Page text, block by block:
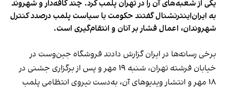
یکی از شعبه‌های آن را در تهران پلمب کرد. چند کافه‌‌دار و شهروند
به ایران‌اینترنشنال گفتند حکومت با سیاست پلمب درصدد کنترل
شهروندان، اعمال فشار بر آنان و انتقام‌گیری است.
برخی رسانه‌ها در ایران گزارش دادند فروشگاه جین‌وست در
خیابان فرشته تهران، شنبه ۱۹ مهر و پس از برگزاری جشنی در
۱۸ مهر و انتشار ویدیوهای آن، به‌دست نیروی انتظامی پلمب